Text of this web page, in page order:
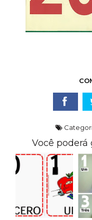
Você poderá